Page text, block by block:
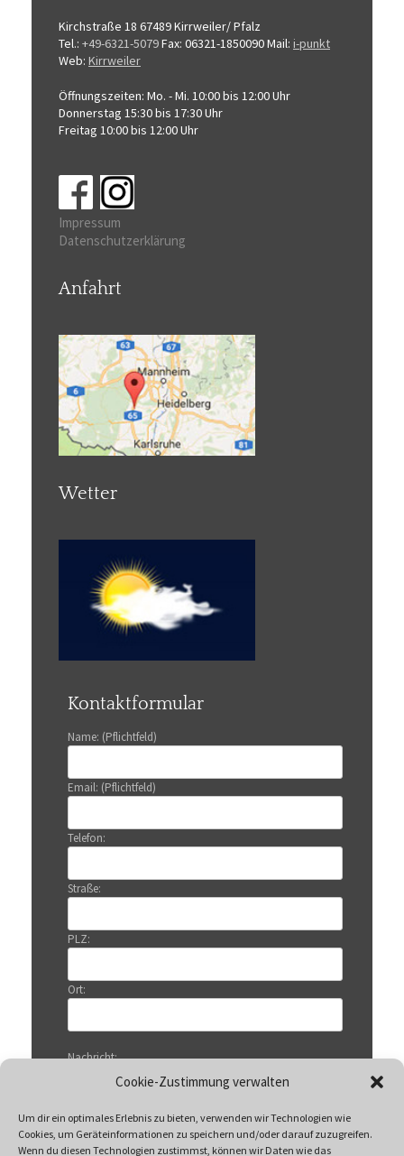
Cookie-Zustimmung verwalten
Um dir ein optimales Erlebnis zu bieten, verwenden wir Technologien wie
Cookies, um Geräteinformationen zu speichern und/oder darauf zuzugreifen.
Wenn du diesen Technologien zustimmst, können wir Daten wie das
Kirchstraße 18 67489 Kirrweiler/ Pfalz
Tel.: +49-6321-5079Fax: 06321-1850090Mail: i-punkt
Web: Kirrweiler
Öffnungszeiten: Mo. - Mi. 10:00 bis 12:00 Uhr
Donnerstag 15:30 bis 17:30 Uhr
Freitag 10:00 bis 12:00 Uhr
Impressum
Datenschutzerklärung
Anfahrt
Wetter
Kontaktformular
Name: (Pflichtfeld)
Email: (Pflichtfeld)
Telefon:
Straße:
PLZ:
Ort:
Nachricht: